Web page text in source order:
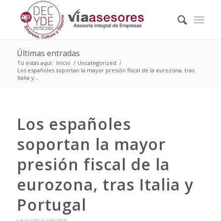
Últimas entradas
Tú estás aquí: Inicio / Uncategorized /
Los españoles soportan la mayor presión fiscal de la eurozona, tras
Italia y...
Los españoles
soportan la mayor
presión fiscal de la
eurozona, tras Italia y
Portugal